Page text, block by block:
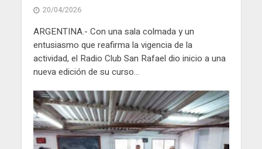
20/04/2026
ARGENTINA.- Con una sala colmada y un
entusiasmo que reafirma la vigencia de la
actividad, el Radio Club San Rafael dio inicio a una
nueva edición de su curso...